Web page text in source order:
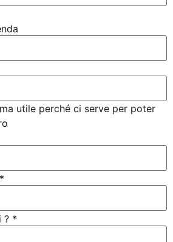
utile perché ci serve per poter
*
? *